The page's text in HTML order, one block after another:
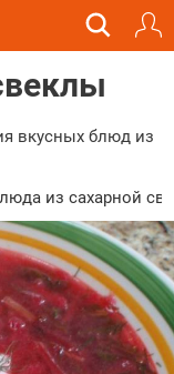
вкусных блюд из
из сахарной